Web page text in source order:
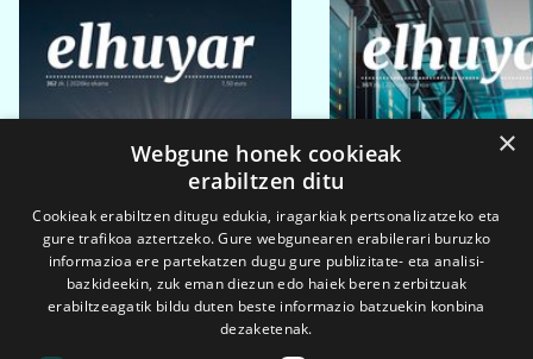
×
Webgune honek cookieak
erabiltzen ditu
Cookieak erabiltzen ditugu edukia, iragarkiak pertsonalizatzeko eta
gure trafikoa aztertzeko. Gure webgunearen erabilerari buruzko
informazioa ere partekatzen dugu gure publizitate- eta analisi-
bazkideekin, zuk eman diezun edo haiek beren zerbitzuak
erabiltzeagatik bildu duten beste informazio batzuekin konbina
dezaketenak.